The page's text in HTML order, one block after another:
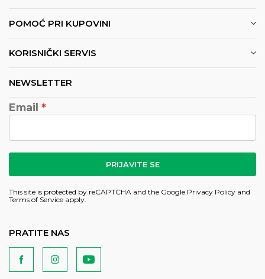
POMOĆ PRI KUPOVINI
KORISNIČKI SERVIS
NEWSLETTER
Email
PRIJAVITE SE
This site is protected by reCAPTCHA and the Google Privacy Policy and
Terms of Service apply.
PRATITE NAS